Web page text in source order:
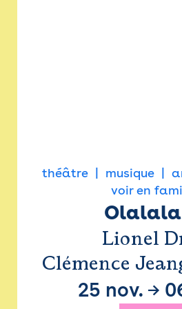
théâtre musique
voir en
Lionel
Clémence
25 nov. →